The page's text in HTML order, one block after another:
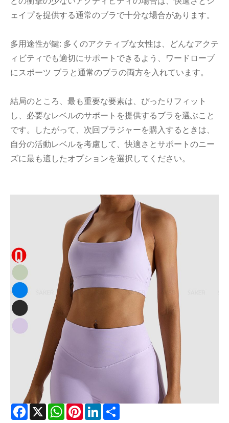
ェイプを提供する通常のブラで十分な場合があります。
多用途性が鍵: 多くのアクティブな女性は、どんなアクテ
ィビティでも適切にサポートできるよう、ワードローブ
にスポーツ ブラと通常のブラの両方を入れています。
結局のところ、最も重要な要素は、ぴったりフィット
し、必要なレベルのサポートを提供するブラを選ぶこと
です。したがって、次回ブラジャーを購入するときは、
自分の活動レベルを考慮して、快適さとサポートのニー
ズに最も適したオプションを選択してください。
Facebook
X WhatsAppPinterestLinkedIn